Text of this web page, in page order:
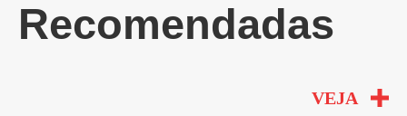
Recomendadas
VEJA